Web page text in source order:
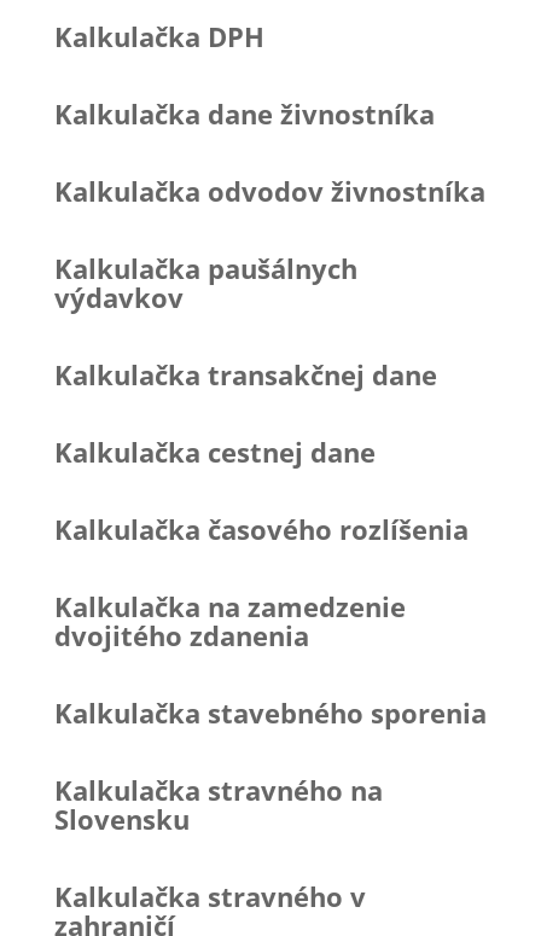
Kalkulačka DPH
Kalkulačka dane živnostníka
Kalkulačka odvodov živnostníka
Kalkulačka paušálnych
výdavkov
Kalkulačka transakčnej dane
Kalkulačka cestnej dane
Kalkulačka časového rozlíšenia
Kalkulačka na zamedzenie
dvojitého zdanenia
Kalkulačka stavebného sporenia
Kalkulačka stravného na
Slovensku
Kalkulačka stravného v
zahraničí